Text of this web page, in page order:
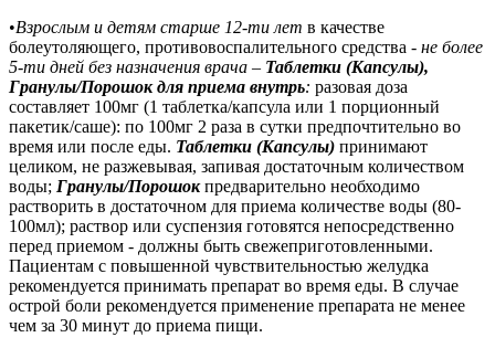
•Взрослым и детям старше 12-ти лет в качестве
болеутоляющего, противовоспалительного средства - не более
5-ти дней без назначения врача – Таблетки (Капсулы),
Гранулы/Порошок для приема внутрь: разовая доза
составляет 100мг (1 таблетка/капсула или 1 порционный
пакетик/саше): по 100мг 2 раза в сутки предпочтительно во
время или после еды. Таблетки (Капсулы) принимают
целиком, не разжевывая, запивая достаточным количеством
воды; Гранулы/Порошокпредварительно необходимо
растворить в достаточном для приема количестве воды (80-
100мл); раствор или суспензия готовятся непосредственно
перед приемом - должны быть свежеприготовленными.
Пациентам с повышенной чувствительностью желудка
рекомендуется принимать препарат во время еды. В случае
острой боли рекомендуется применение препарата не менее
чем за 30 минут до приема пищи.